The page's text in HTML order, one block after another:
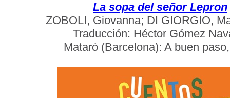
La sopa del señor Lepron
ZOBOLI, Giovanna; DI GIORGIO,
Traducción: Héctor Gómez
Mataró (Barcelona): A buen